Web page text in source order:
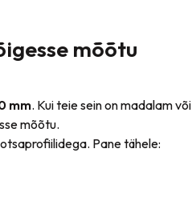
mõõtu
mm. Kui teie sein on madalam või
mõõtu.
Pane tähele: